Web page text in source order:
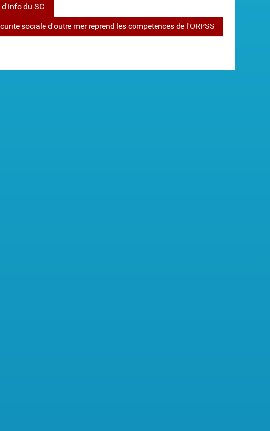
du SCI
sociale d'outre mer reprend les compétences de l'ORPSS